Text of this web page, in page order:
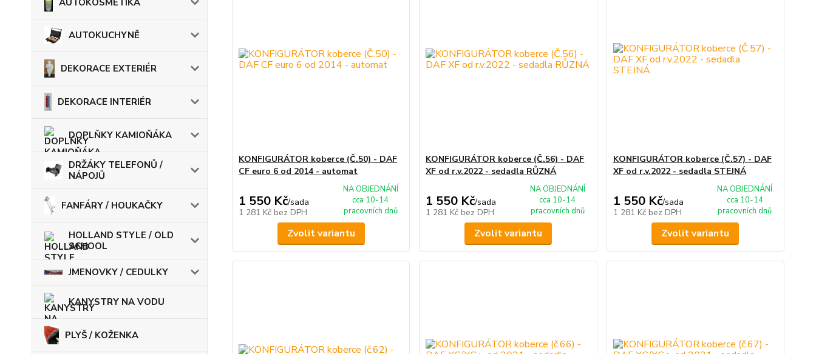
AUTOKUCHYNĚ
DEKORACE EXTERIÉR
DEKORACE INTERIÉR
DOPLŇKY KAMIOŇÁKA
DRŽÁKY TELEFONŮ /
NÁPOJŮ
FANFÁRY / HOUKAČKY
HOLLAND STYLE / OLD
SCHOOL
JMENOVKY / CEDULKY
KANYSTRY NA VODU
PLYŠ / KOŽENKA
KONFIGURÁTOR koberce (Č.50) - DAF
CF euro 6 od 2014 - automat
1 550 Kč/sada
1 281 Kč bez DPH
NA OBJEDNÁNÍ
cca 10-14
pracovních dnů
Zvolit variantu
KONFIGURÁTOR koberce (Č.56) - DAF
XF od r.v.2022 - sedadla RŮZNÁ
1 550 Kč/sada
1 281 Kč bez DPH
NA OBJEDNÁNÍ
cca 10-14
pracovních dnů
Zvolit variantu
KONFIGURÁTOR koberce (Č.57) - DAF
XF od r.v.2022 - sedadla STEJNÁ
1 550 Kč/sada
1 281 Kč bez DPH
NA OBJEDNÁNÍ
cca 10-14
pracovních dnů
Zvolit variantu